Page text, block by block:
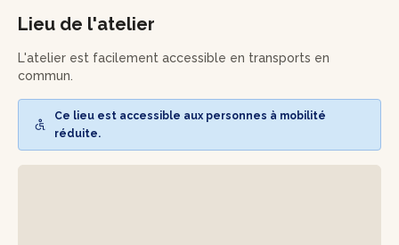
disposition - ou aux éléments personnels que vous aurez
Selon la météo, votre composition sera exposée au soleil
Pendant le temps de séchage, vous réaliserez un petit
Lieu de l'atelier
L'atelier est facilement accessible en transports en
commun.
Ce lieu est accessible aux personnes à mobilité
réduite.